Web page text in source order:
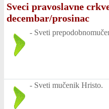
Sveci pravoslavne
decembar/prosinac
- Sveti
- Sveti mučenik Hristo.